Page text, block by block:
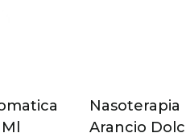
Nasoterapia
Arancio